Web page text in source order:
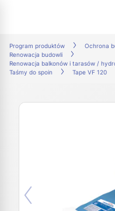
Program produktów
Ochrona
Renowacja budowli
Renowacja balkonów i tarasów /
Taśmy do spoin
Tape VF 120